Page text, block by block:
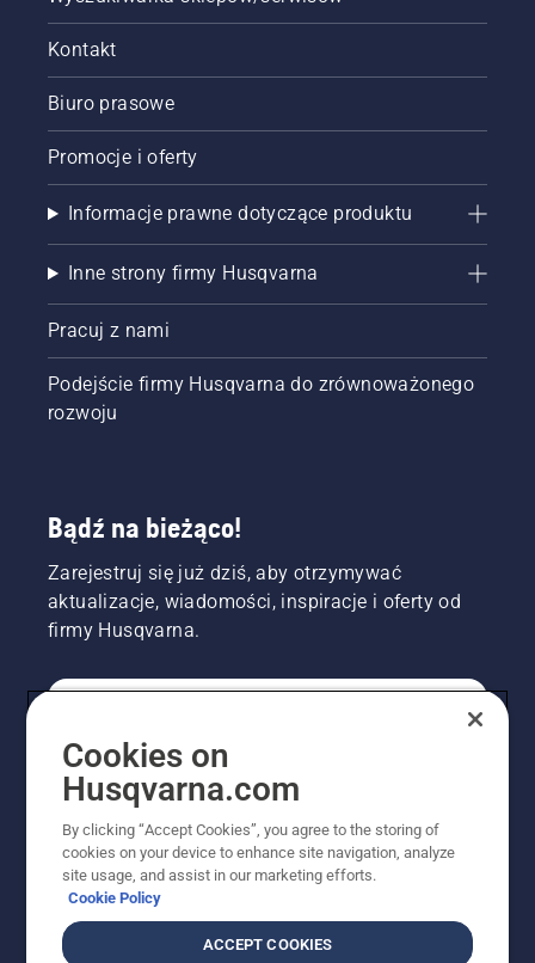
Kontakt
Biuro prasowe
Promocje i oferty
Informacje prawne dotyczące produktu
Inne strony firmy Husqvarna
Pracuj z nami
Podejście firmy Husqvarna do zrównoważonego
rozwoju
Bądź na bieżąco!
Zarejestruj się już dziś, aby otrzymywać
aktualizacje, wiadomości, inspiracje i oferty od
firmy Husqvarna.
PROFESJONALISTA
Cookies on
Husqvarna.com
By clicking “Accept Cookies”, you agree to the storing of
cookies on your device to enhance site navigation, analyze
site usage, and assist in our marketing efforts.
Cookie Policy
ACCEPT COOKIES